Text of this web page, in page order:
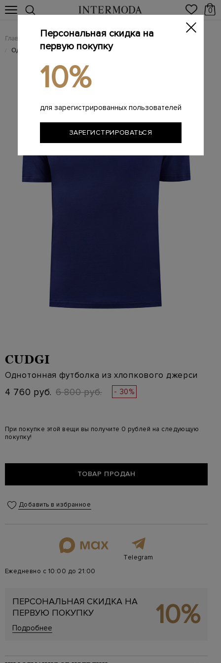
0
Главная Мужчинам / Одежда / Футболки
/ Однотонная футболка из хлопкового джерси
CUDGI
Однотонная футболка из хлопкового джерси
4 760 руб. 6 800 руб. - 30%
При покупке этой вещи вы получите 0 рублей на следующую
покупку!
ТОВАР ПРОДАН
Добавить в избранное
Telegram
Ежедневно с 10:00 до 21:00
ПЕРСОНАЛЬНАЯ СКИДКА НА
ПЕРВУЮ ПОКУПКУ
Подробнее 10%
Персональная скидка на
первую покупку
10%
для зарегистрированных пользователей
ЗАРЕГИСТРИРОВАТЬСЯ